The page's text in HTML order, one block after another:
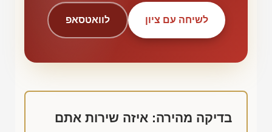
לשיחה עם ציון לוואטסאפ
בדיקה מהירה: איזה שירות אתם